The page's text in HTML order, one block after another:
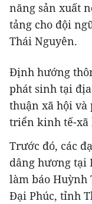
năng sản xuất
tảng cho đội
Thái Nguyên.
Định hướng
phát sinh tại
thuận xã hội và
triển kinh tế-xã
Trước đó, các
dâng hương tại
làm báo Huỳnh
Đại Phúc, tỉnh